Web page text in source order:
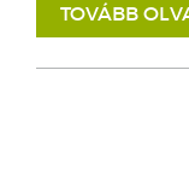
TOVÁBB